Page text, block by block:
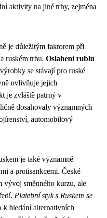
aktivity na jiné trhy, zejména
je důležitým faktorem při
ruském trhu. Oslabení rublu
se stávají pro ruské
ovlivňuje jejich
je zvláště patrný v
dosahovaly významných
automobilový
je také významně
a protisankcemi. České
vývoj směnného kurzu, ale
Platební styk s Ruskem se
k hledání alternativních